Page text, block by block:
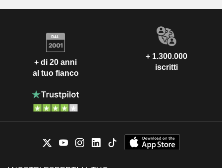
+ di 20 anni
al tuo fianco
+ 1.300.000
iscritti